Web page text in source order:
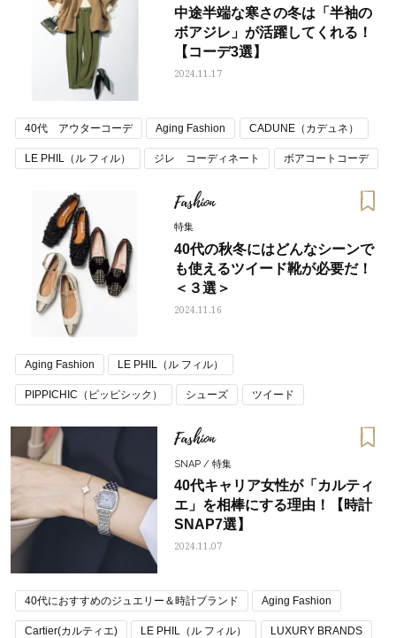
中途半端な寒さの冬は「半袖の
ボアジレ」が活躍してくれる！
【コーデ3選】
2024.11.17
40代 アウターコーデ Aging Fashion CADUNE（カデュネ）
LE PHIL（ル フィル） ジレ コーディネート ボアコートコーデ
秋コーデ トレンド
Fashion
特集
40代の秋冬にはどんなシーンで
も使えるツイード靴が必要だ！
＜３選＞
2024.11.16
Aging Fashion LE PHIL（ル フィル）
PIPPICHIC（ピッピシック） シューズ ツイード
パンプスコーデ フラットシューズコーデ
Fashion
SNAP / 特集
40代キャリア女性が「カルティ
エ」を相棒にする理由！【時計
SNAP7選】
2024.11.07
40代におすすめのジュエリー＆時計ブランド Aging Fashion
Cartier(カルティエ) LE PHIL（ル フィル） LUXURY BRANDS